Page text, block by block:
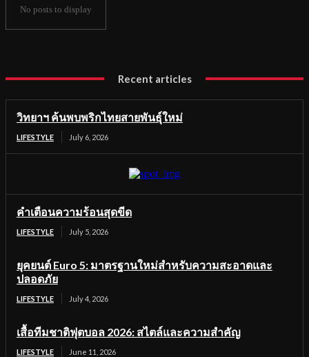
No posts to display
Recent articles
วิทยาฯ ค้นพบพริกไทยสายพันธุ์ใหม่
LIFESTYLE July 6, 2026
คำเตือนความร้อนสุดขีด
LIFESTYLE July 5, 2026
ยุคยนต์ Euro 5: มาตรฐานใหม่สำหรับความสะอาดและ
ปลอดภัย
LIFESTYLE July 4, 2026
เสื้อทีมชาติฟุตบอล 2026: สไตล์และความสำคัญ
LIFESTYLE June 11, 2026